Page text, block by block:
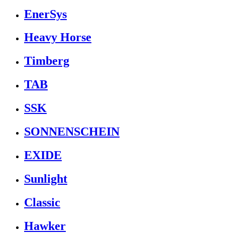
EnerSys
Heavy Horse
Timberg
TAB
SSK
SONNENSCHEIN
EXIDE
Sunlight
Classic
Hawker